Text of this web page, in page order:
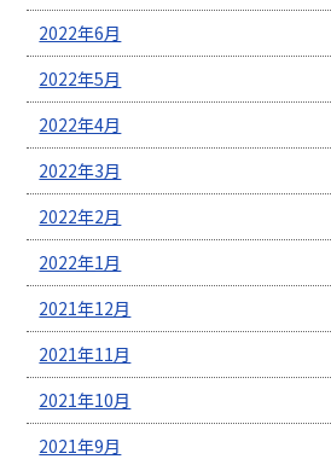
2022年6月
2022年5月
2022年4月
2022年3月
2022年2月
2022年1月
2021年12月
2021年11月
2021年10月
2021年9月